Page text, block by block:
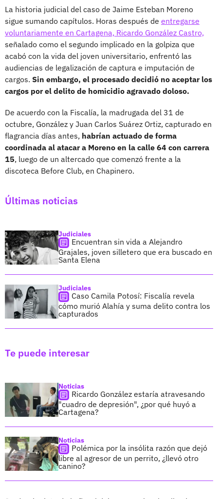
La historia judicial del caso de Jaime Esteban Moreno
sigue sumando capítulos. Horas después de entregarse
voluntariamente en Cartagena, Ricardo González Castro,
señalado como el segundo implicado en la golpiza que
acabó con la vida del joven universitario, enfrentó las
audiencias de legalización de captura e imputación de
cargos. Sin embargo, el procesado decidió no aceptar los
cargos por el delito de homicidio agravado doloso.
De acuerdo con la Fiscalía, la madrugada del 31 de
octubre, González y Juan Carlos Suárez Ortiz, capturado en
flagrancia días antes, habrían actuado de forma
coordinada al atacar a Moreno en la calle 64 con carrera
15, luego de un altercado que comenzó frente a la
discoteca Before Club, en Chapinero.
Últimas noticias
Judiciales
Encuentran sin vida a Alejandro
Grajales, joven silletero que era buscado en
Santa Elena
Judiciales
Caso Camila Potosí: Fiscalía revela
cómo murió Alahía y suma delito contra los
capturados
Te puede interesar
Noticias
Ricardo González estaría atravesando
"cuadro de depresión", ¿por qué huyó a
Cartagena?
Noticias
Polémica por la insólita razón que dejó
libre al agresor de un perrito, ¿llevó otro
canino?